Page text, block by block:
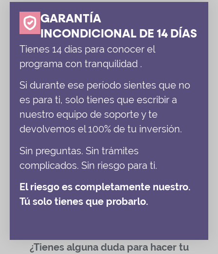
GARANTÍA
INCONDICIONAL DE 14 DÍAS
Tienes 14 días para conocer el
programa con tranquilidad .
Si durante ese período sientes que no
es para ti, solo tienes que escribir a
nuestro equipo de soporte y te
devolvemos el 100% de tu inversión.
Sin preguntas. Sin trámites
complicados. Sin riesgo para ti.
El riesgo es completamente nuestro.
Tú solo tienes que probarlo.
¿Tienes alguna duda para hacer tu